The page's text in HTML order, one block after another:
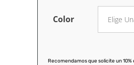
Color
Recomendamos que solicite un 10%